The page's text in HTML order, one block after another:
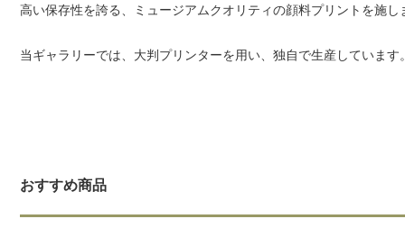
高い保存性を誇る、ミュージアムクオリティの顔料プリントを施し
当ギャラリーでは、大判プリンターを用い、独自で生産しています
おすすめ商品